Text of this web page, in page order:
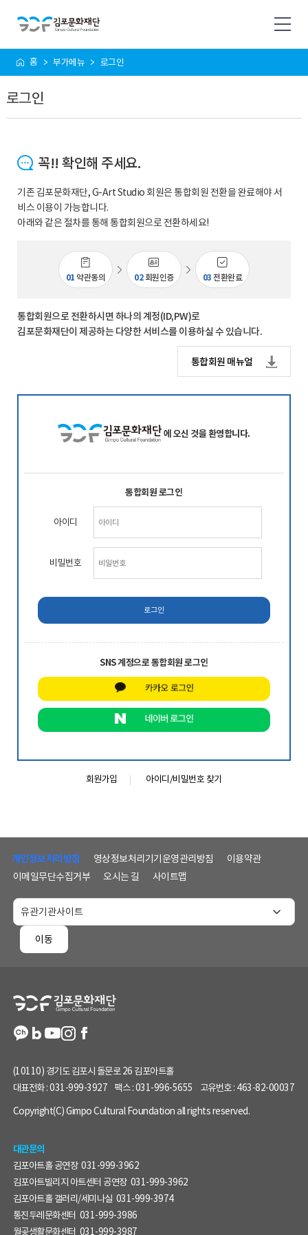
사
이
맵
홈 부가메뉴 로그인
로그인
꼭!! 확인해 주세요.
기존 김포문화재단, G-Art Studio 회원은 통합회원 전환을 완료해야 서
비스 이용이 가능합니다.
아래와 같은 절차를 통해 통합회원으로 전환하세요!
01 약관동의 02회원인증 03 전환완료
통합회원으로 전환하시면 하나의 계정(ID,PW)로
김포문화재단이 제공하는 다양한 서비스를 이용하실 수 있습니다.
통합회원 매뉴얼
에 오신 것을 환영합니다.
통합회원 로그인
아이디
비밀번호
SNS 계정으로 통합회원 로그인
회원가입 아이디/비밀번호 찾기
개인정보처리방침 영상정보처리기기운영관리방침
이용약관
이메일무단수집거부
오시는 길 사이트맵
이동
(10110) 경기도 김포시 돌문로 26 김포아트홀
대표전화 :031-999-3927 팩스 :031-996-5655 고유번호 : 463-82-00037
Copyright(C) Gimpo Cultural Foundation all rights reserved.
대관문의
김포아트홀 공연장 031-999-3962
김포아트빌리지 아트센터 공연장 031-999-3962
김포아트홀 갤러리/세미나실 031-999-3974
통진두레문화센터 031-999-3986
월곶생활문화센터 031-999-3987